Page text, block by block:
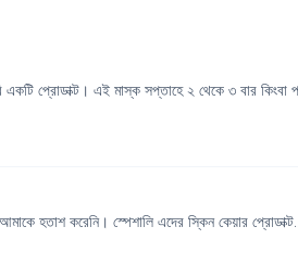
প্রোডাক্ট। এই মাস্ক সপ্তাহে ২ থেকে ৩ বার কিংবা
হতাশ করেনি। স্পেশালি এদের স্কিন কেয়ার প্রোডাক্ট...